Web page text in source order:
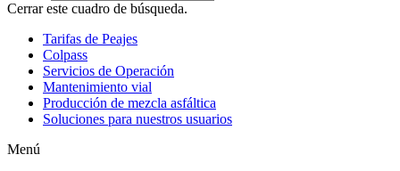
Cerrar este cuadro de búsqueda.
Tarifas de Peajes
Colpass
Servicios de Operación
Mantenimiento vial
Producción de mezcla asfáltica
Soluciones para nuestros usuarios
Menú